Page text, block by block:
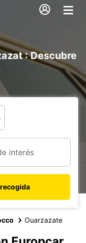
: Descubre
Ouarzazate